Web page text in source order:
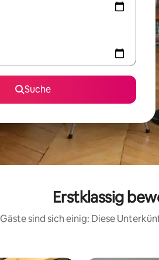
Suche
Erstklassig
Gäste sind sich einig: Diese